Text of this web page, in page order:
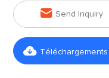
 Send Inquiry
